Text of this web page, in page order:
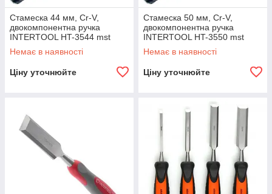
Стамеска 44 мм, Cr-V,
двокомпонентна ручка
INTERTOOL HT-3544 mst
Немає в наявності
Ціну уточнюйте
Стамеска 50 мм, Cr-V,
двокомпонентна ручка
INTERTOOL HT-3550 mst
Немає в наявності
Ціну уточнюйте